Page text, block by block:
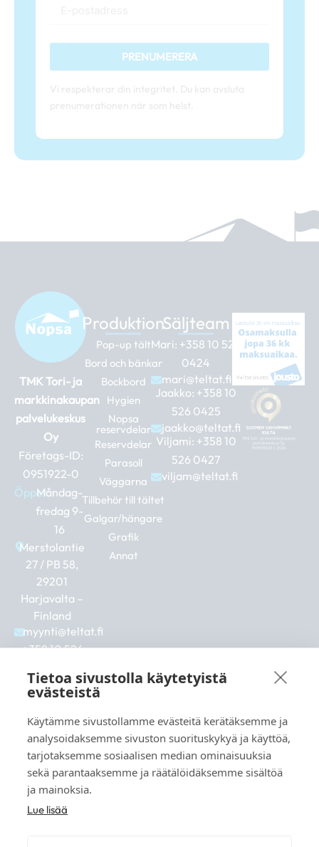
PRENUMERERA
TMK Tori- ja
markkinakaupan
palvelukeskus
Oy
Företags-ID:
0951922-0
Öppet:Måndag-
fredag 9-
16
Merstolantie
27 / PB 58,
29201
Harjavalta –
Finland
myynti@teltat.fi
+358 10 526
F
a
e
b
o
k
I
n
t
a
g
a
m
L
i
k
e
d
n
Produktion
Pop-up tält
Bord och bänkar
Bockbord
Hygien
Nopsa
reservdelar
Reservdelar
Parasoll
Väggarna
Tillbehör till tältet
Galgar/hängare
Grafik
Annat
Säljteam
Mari: +358 10 526
0424
mari@teltat.fi
Jaakko: +358 10
526 0425
jaakko@teltat.fi
Viljami: +358 10
526 0427
viljam@teltat.fi
Se även:
markkina.net
grillikeskus.fi
Tietoa sivustolla käytetyistä
evästeistä
Käytämme sivustollamme evästeitä kerätäksemme ja
analysoidaksemme sivuston suorituskykyä ja käyttöä,
tarjotaksemme sosiaalisen median ominaisuuksia
sekä parantaaksemme ja räätälöidäksemme sisältöä
ja mainoksia.
Lue lisää